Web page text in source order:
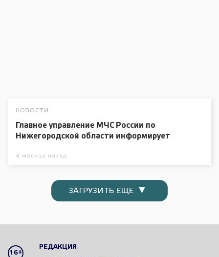
НОВОСТИ
Главное управление МЧС России по
Нижегородской области информирует
4 месяца назад
ЗАГРУЗИТЬ ЕЩЕ ▼
16+
РЕДАКЦИЯ